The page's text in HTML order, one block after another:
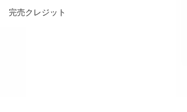
完売クレジット